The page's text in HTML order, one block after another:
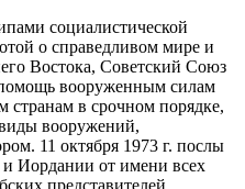
социалистической
о справедливом мире и
Востока, Советский Союз
вооруженным силам
странам в срочном порядке,
вооружений,
11 октября 1973 г. послы
Иордании от имени всех
представителей